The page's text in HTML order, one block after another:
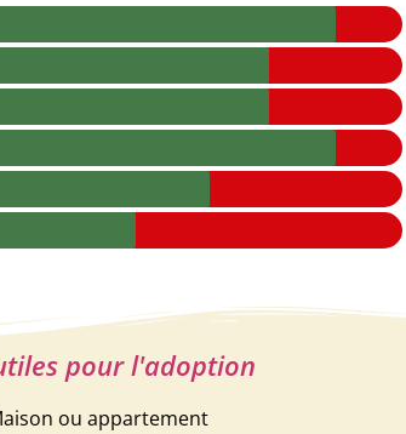
pour l'adoption
ou appartement